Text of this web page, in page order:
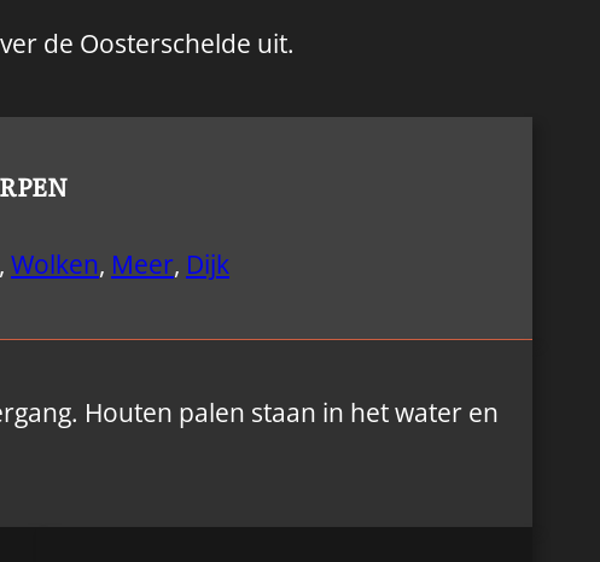
de Oosterschelde uit.
, Wolken, Meer, Dijk
Houten palen staan ​​in het water en